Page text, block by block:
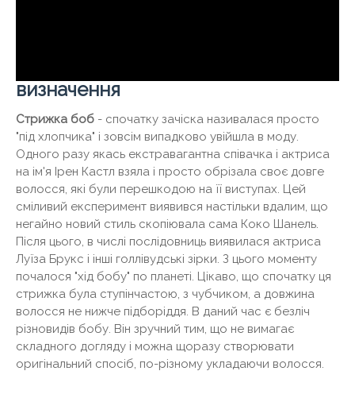
визначення
Стрижка боб - спочатку зачіска називалася просто
"під хлопчика" і зовсім випадково увійшла в моду.
Одного разу якась екстравагантна співачка і актриса
на ім'я Ірен Кастл взяла і просто обрізала своє довге
волосся, які були перешкодою на її виступах. Цей
сміливий експеримент виявився настільки вдалим, що
негайно новий стиль скопіювала сама Коко Шанель.
Після цього, в числі послідовниць виявилася актриса
Луїза Брукс і інші голлівудські зірки. З цього моменту
почалося "хід бобу" по планеті. Цікаво, що спочатку ця
стрижка була ступінчастою, з чубчиком, а довжина
волосся не нижче підборіддя. В даний час є безліч
різновидів бобу. Він зручний тим, що не вимагає
складного догляду і можна щоразу створювати
оригінальний спосіб, по-різному укладаючи волосся.